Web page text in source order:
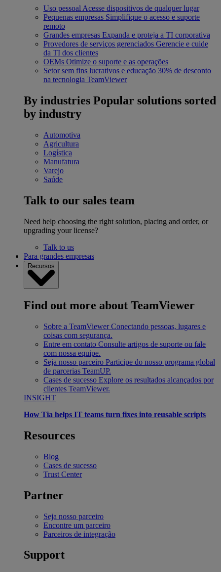
Uso pessoalAcesse dispositivos de qualquer lugar
Pequenas empresas Simplifique o acesso e suporte
remoto
Grandes empresas Expanda e proteja a TI corporativa
Provedores de serviços gerenciados Gerencie e cuide
da TI dos clientes
OEMs Otimize o suporte e as operações
Setor sem fins lucrativos e educação 30% de desconto
na tecnologia TeamViewer
By industries Popular solutions sorted
by industry
Automotiva
Agricultura
Logística
Manufatura
Varejo
Saúde
Talk to our sales team
Need help choosing the right solution, placing and order, or
upgrading your license?
Talk to us
Para grandes empresas
Recursos
Find out more about TeamViewer
Sobre a TeamViewer Conectando pessoas, lugares e
coisas com segurança.
Entre em contato Consulte artigos de suporte ou fale
com nossa equipe.
Seja nosso parceiro Participe do nosso programa global
de parcerias TeamUP.
Cases de sucesso Explore os resultados alcançados por
clientes TeamViewer.
INSIGHT
How Tia helps IT teams turn fixes into reusable scripts
Resources
Blog
Cases de sucesso
Trust Center
Partner
Seja nosso parceiro
Encontre um parceiro
Parceiros de integração
Support